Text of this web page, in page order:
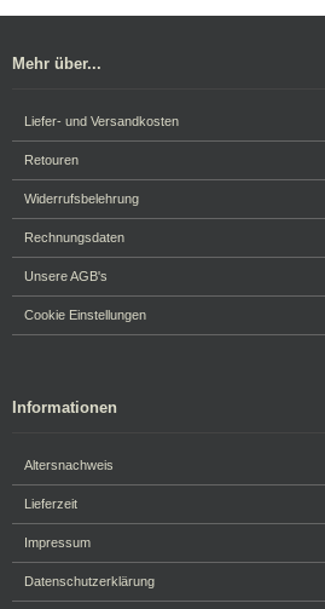
Mehr über...
Liefer- und Versandkosten
Retouren
Widerrufsbelehrung
Rechnungsdaten
Unsere AGB's
Cookie Einstellungen
Informationen
Altersnachweis
Lieferzeit
Impressum
Datenschutzerklärung